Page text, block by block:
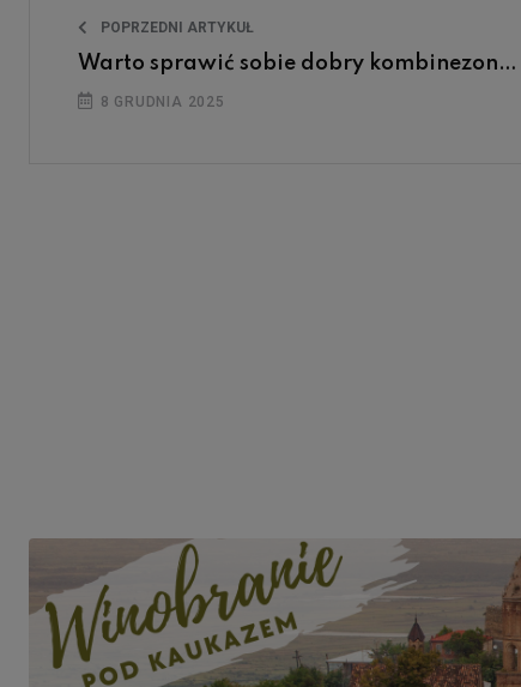
POPRZEDNI ARTYKUŁ
Warto sprawić sobie dobry kombinezon…
8 GRUDNIA 2025